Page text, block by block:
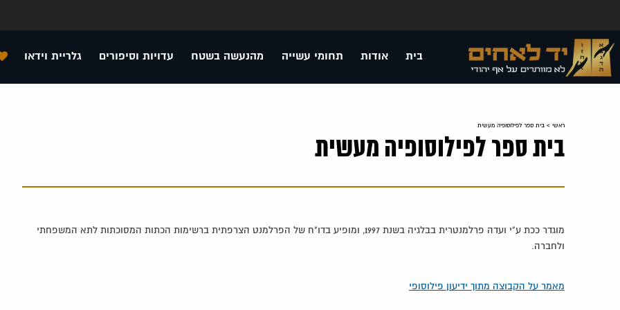
בית אודות תחומי עשייה מהנעשה בשטח עדויות וסיפורים גלריית וידאו
ראשי > בית ספר לפילוסופיה מעשית
בית ספר לפילוסופיה מעשית
מוגדר ככת ע"י ועדה פרלמנטרית בבלגיה בשנת 1997, ומופיע בדו"ח של הפרלמנט הצרפתית ברשימות הכתות המסוכתות לתא המשפחתי
ולחברה.
מאמר על הקבוצה מתוך ידיעון פילוסופי